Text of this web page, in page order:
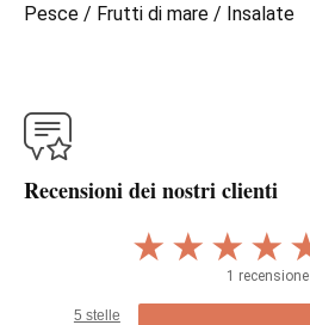
Pesce / Frutti di mare / Insalate
Recensioni dei nostri clienti
1 recensione
5 stelle